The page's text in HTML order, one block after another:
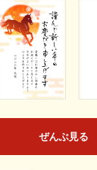
ぜんぶ見る